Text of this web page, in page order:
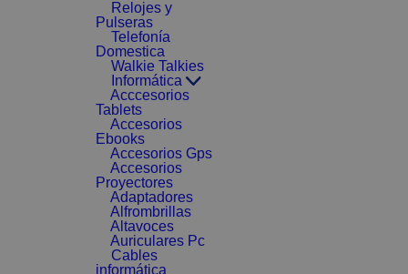
Relojes y
Pulseras
Telefonía
Domestica
Walkie Talkies
Informática
Acccesorios
Tablets
Accesorios
Ebooks
Accesorios Gps
Accesorios
Proyectores
Adaptadores
Alfrombrillas
Altavoces
Auriculares Pc
Cables
informática